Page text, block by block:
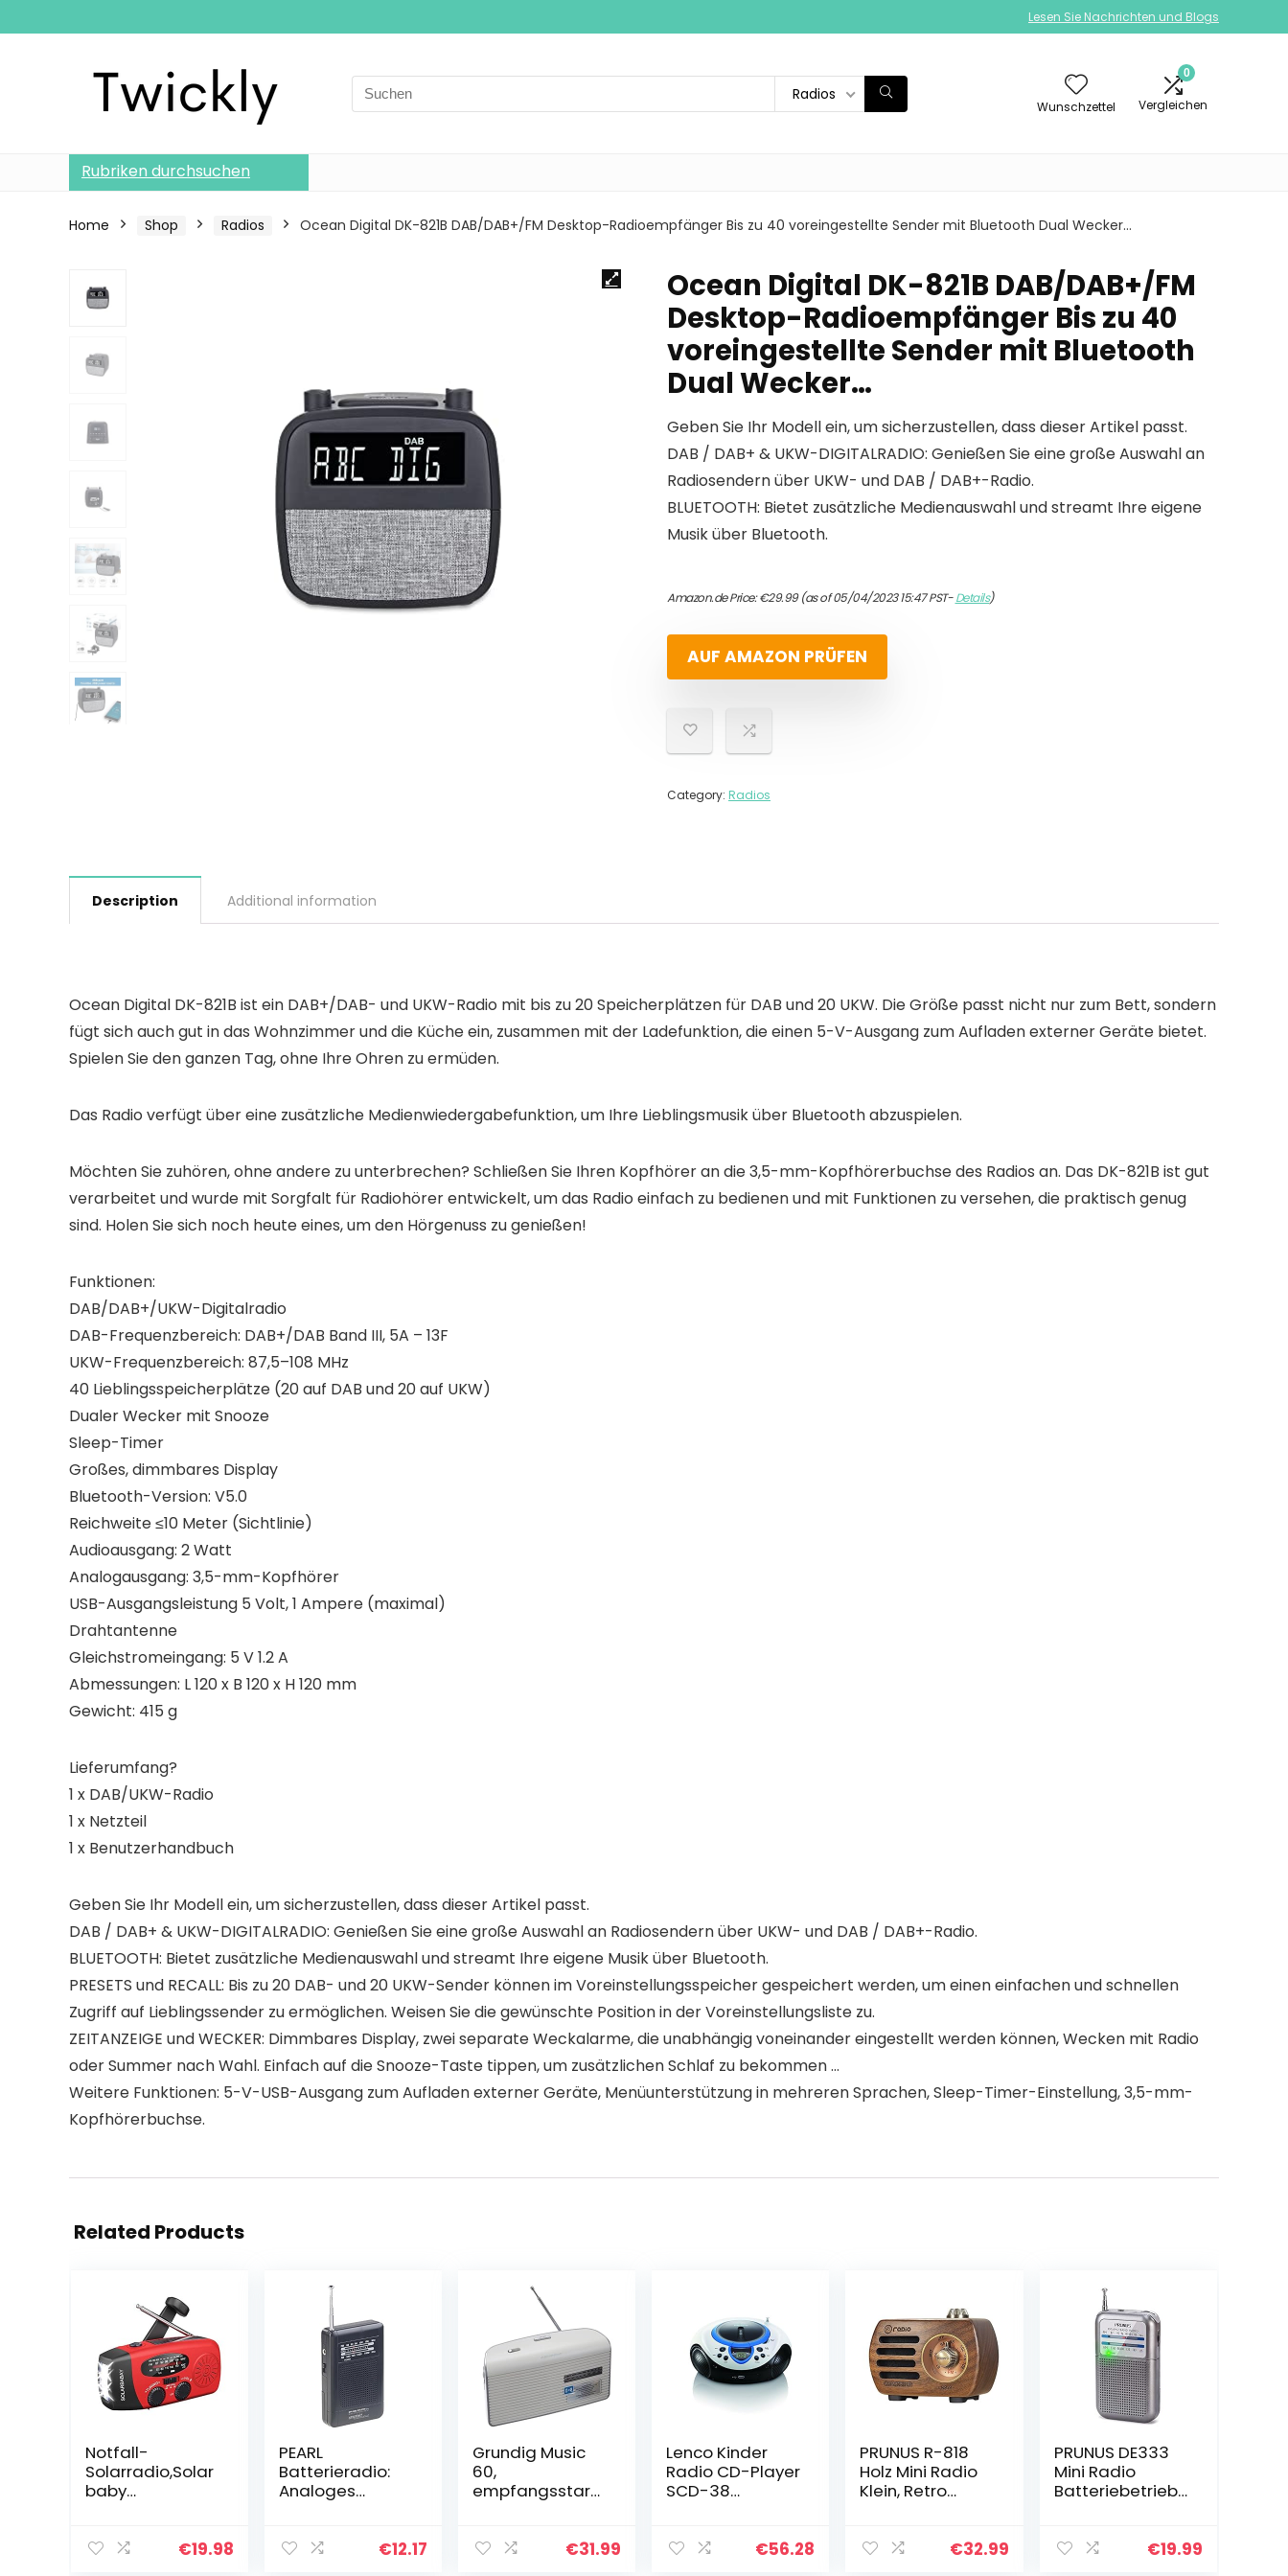
Lesen Sie Nachrichten und Blogs
Search
for:
Radios
Wunschzettel
0
Vergleichen
Rubriken durchsuchen
Home Shop Radios Ocean Digital DK-821B DAB/DAB+/FM Desktop-Radioempfänger Bis zu 40 voreingestellte Sender mit Bluetooth Dual Wecker…
Ocean Digital DK-821B DAB/DAB+/FM
Desktop-Radioempfänger Bis zu 40
voreingestellte Sender mit Bluetooth
Dual Wecker…
Geben Sie Ihr Modell ein, um sicherzustellen, dass dieser Artikel passt.
DAB / DAB+ & UKW-DIGITALRADIO: Genießen Sie eine große Auswahl an
Radiosendern über UKW- und DAB / DAB+-Radio.
BLUETOOTH: Bietet zusätzliche Medienauswahl und streamt Ihre eigene
Musik über Bluetooth.
Amazon.de Price:€29.99(as of 05/04/2023 15:47 PST-Details)
AUF AMAZON PRÜFEN
Category: Radios
Description Additional information
Ocean Digital DK-821B ist ein DAB+/DAB- und UKW-Radio mit bis zu 20 Speicherplätzen für DAB und 20 UKW. Die Größe passt nicht nur zum Bett, sondern
fügt sich auch gut in das Wohnzimmer und die Küche ein, zusammen mit der Ladefunktion, die einen 5-V-Ausgang zum Aufladen externer Geräte bietet.
Spielen Sie den ganzen Tag, ohne Ihre Ohren zu ermüden.
Das Radio verfügt über eine zusätzliche Medienwiedergabefunktion, um Ihre Lieblingsmusik über Bluetooth abzuspielen.
Möchten Sie zuhören, ohne andere zu unterbrechen? Schließen Sie Ihren Kopfhörer an die 3,5-mm-Kopfhörerbuchse des Radios an. Das DK-821B ist gut
verarbeitet und wurde mit Sorgfalt für Radiohörer entwickelt, um das Radio einfach zu bedienen und mit Funktionen zu versehen, die praktisch genug
sind. Holen Sie sich noch heute eines, um den Hörgenuss zu genießen!
Funktionen:
DAB/DAB+/UKW-Digitalradio
DAB-Frequenzbereich: DAB+/DAB Band III, 5A – 13F
UKW-Frequenzbereich: 87,5–108 MHz
40 Lieblingsspeicherplätze (20 auf DAB und 20 auf UKW)
Dualer Wecker mit Snooze
Sleep-Timer
Großes, dimmbares Display
Bluetooth-Version: V5.0
Reichweite ≤10 Meter (Sichtlinie)
Audioausgang: 2 Watt
Analogausgang: 3,5-mm-Kopfhörer
USB-Ausgangsleistung 5 Volt, 1 Ampere (maximal)
Drahtantenne
Gleichstromeingang: 5 V 1.2 A
Abmessungen: L 120 x B 120 x H 120 mm
Gewicht: 415 g
Lieferumfang?
1 x DAB/UKW-Radio
1 x Netzteil
1 x Benutzerhandbuch
Geben Sie Ihr Modell ein, um sicherzustellen, dass dieser Artikel passt.
DAB / DAB+ & UKW-DIGITALRADIO: Genießen Sie eine große Auswahl an Radiosendern über UKW- und DAB / DAB+-Radio.
BLUETOOTH: Bietet zusätzliche Medienauswahl und streamt Ihre eigene Musik über Bluetooth.
PRESETS und RECALL: Bis zu 20 DAB- und 20 UKW-Sender können im Voreinstellungsspeicher gespeichert werden, um einen einfachen und schnellen
Zugriff auf Lieblingssender zu ermöglichen. Weisen Sie die gewünschte Position in der Voreinstellungsliste zu.
ZEITANZEIGE und WECKER: Dimmbares Display, zwei separate Weckalarme, die unabhängig voneinander eingestellt werden können, Wecken mit Radio
oder Summer nach Wahl. Einfach auf die Snooze-Taste tippen, um zusätzlichen Schlaf zu bekommen …
Weitere Funktionen: 5-V-USB-Ausgang zum Aufladen externer Geräte, Menüunterstützung in mehreren Sprachen, Sleep-Timer-Einstellung, 3,5-mm-
Kopfhörerbuchse.
Related Products
Notfall-
Solarradio,Solar
baby
mit LED-
€19.98
PEARL
Batterieradio:
Analoges
UKW- und MW-
€12.17
Grundig Music
60,
empfangsstark
Design,
€31.99
Lenco Kinder
Radio CD-Player
SCD-38
CD/MP3-Player
€56.28
PRUNUS R-818
Holz Mini Radio
Klein, Retro
Lautsprecher,
€32.99
PRUNUS DE333
Mini Radio
Batteriebetriebe
Mittelwellenradi
€19.99